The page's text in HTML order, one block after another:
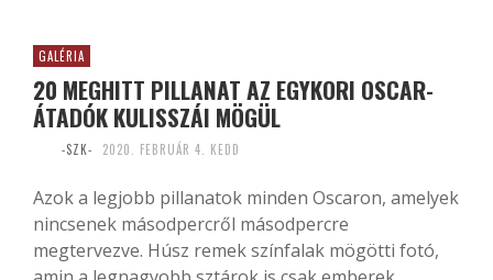
GALÉRIA
20 MEGHITT PILLANAT AZ EGYKORI OSCAR-
ÁTADÓK KULISSZÁI MÖGÜL
-SZK- 2020. FEBRUÁR 4. KEDD
Azok a legjobb pillanatok minden Oscaron, amelyek
nincsenek másodpercről másodpercre
megtervezve. Húsz remek színfalak mögötti fotó,